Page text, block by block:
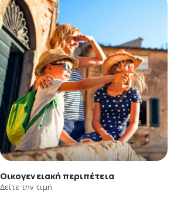
Οικογενειακή περιπέτεια
Δείτε την τιμή